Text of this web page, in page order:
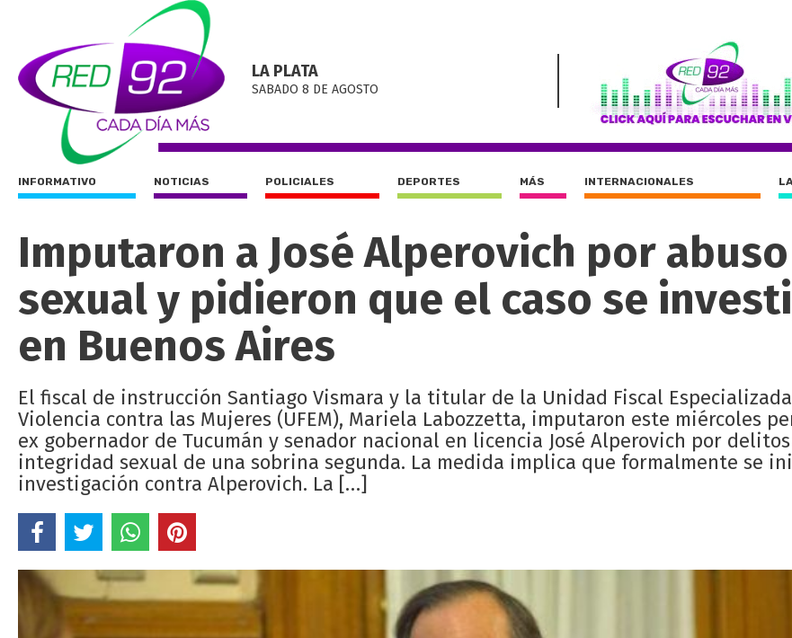
LA PLATA
SABADO 8 DE AGOSTO
INFORMATIVO NOTICIAS POLICIALES DEPORTES MÁS INTERNACIONALES
Imputaron a José Alperovich por abuso
sexual y pidieron que el caso se
en Buenos Aires
El fiscal de instrucción Santiago Vismara y la titular de la Unidad Fiscal
Violencia contra las Mujeres (UFEM), Mariela Labozzetta, imputaron este miércoles
ex gobernador de Tucumán y senador nacional en licencia José Alperovich por
integridad sexual de una sobrina segunda. La medida implica que formalmente se
investigación contra Alperovich. La […]